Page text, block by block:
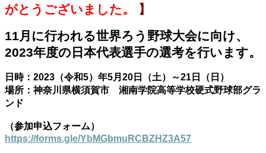
がとうございました。
】
11月に行われる世界ろう野球大会に向け、
2023年度の日本代表選手の選考を行います。
日時：2023（令和5）年5月20日（土）～21日（日）
場所：神奈川県横須賀市 湘南学院高等学校硬式野球部グラ
ンド
（参加申込フォーム）
https://forms.gle/YbMGbmuRCBZHZ3A57